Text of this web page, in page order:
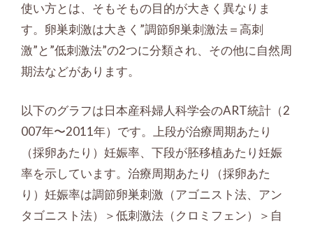
使い方とは、そもそもの目的が大きく異なりま
す。卵巣刺激は大きく”調節卵巣刺激法＝高刺
激”と”低刺激法”の2つに分類され、その他に自然周
期法などがあります。
以下のグラフは日本産科婦人科学会のART統計（2
007年〜2011年）です。上段が治療周期あたり
（採卵あたり）妊娠率、下段が胚移植あたり妊娠
率を示しています。治療周期あたり（採卵あた
り）妊娠率は調節卵巣刺激（アゴニスト法、アン
タゴニスト法）＞低刺激法（クロミフェン）＞自